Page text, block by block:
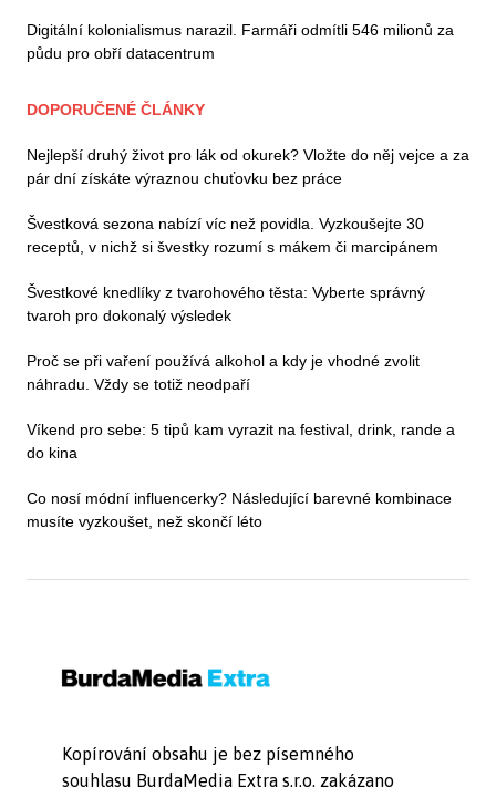
Digitální kolonialismus narazil. Farmáři odmítli 546 milionů za
půdu pro obří datacentrum
DOPORUČENÉ ČLÁNKY
Nejlepší druhý život pro lák od okurek? Vložte do něj vejce a za
pár dní získáte výraznou chuťovku bez práce
Švestková sezona nabízí víc než povidla. Vyzkoušejte 30
receptů, v nichž si švestky rozumí s mákem či marcipánem
Švestkové knedlíky z tvarohového těsta: Vyberte správný
tvaroh pro dokonalý výsledek
Proč se při vaření používá alkohol a kdy je vhodné zvolit
náhradu. Vždy se totiž neodpaří
Víkend pro sebe: 5 tipů kam vyrazit na festival, drink, rande a
do kina
Co nosí módní influencerky? Následující barevné kombinace
musíte vyzkoušet, než skončí léto
Kopírování obsahu je bez písemného
souhlasu BurdaMedia Extra s.r.o. zakázano